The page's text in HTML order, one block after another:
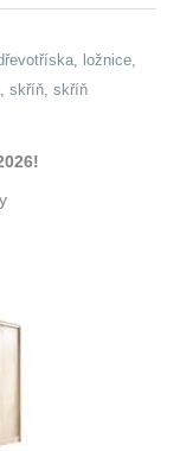
, ložnice,
, skříň, skříň